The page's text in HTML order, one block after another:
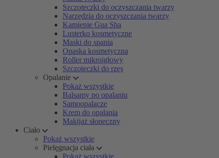
Szczoteczki do oczyszczania twarzy
Narzędzia do oczyszczania twarzy
Kamienie Gua Sha
Lusterko kosmetyczne
Maski do spania
Opaska kosmetyczna
Roller mikroigłowy
Szczoteczki do rzęs
Opalanie
Pokaż wszystkie
Balsamy po opalaniu
Samoopalacze
Krem do opalania
Makijaż słoneczny
Ciało
Pokaż wszystkie
Pielęgnacja ciała
Pokaż wszystkie